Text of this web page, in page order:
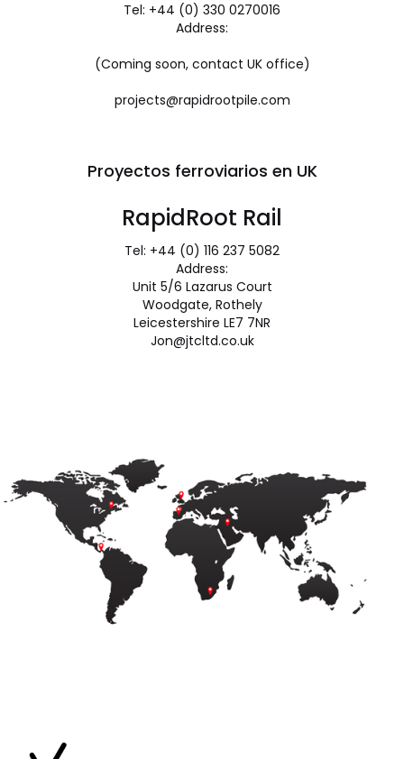
Tel: +44 (0) 330 0270016
Address:
(Coming soon, contact UK office)
projects@rapidrootpile.com
Proyectos ferroviarios en UK
RapidRoot Rail
Tel: +44 (0) 116 237 5082
Address:
Unit 5/6 Lazarus Court
Woodgate, Rothely
Leicestershire LE7 7NR
Jon@jtcltd.co.uk